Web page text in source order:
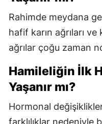
Rahimde meydana
hafif karın ağrıları
ağrılar çoğu zaman
Hamileliğin İlk
Yaşanır mı?
Hormonal
farklılıklar nedeniyle